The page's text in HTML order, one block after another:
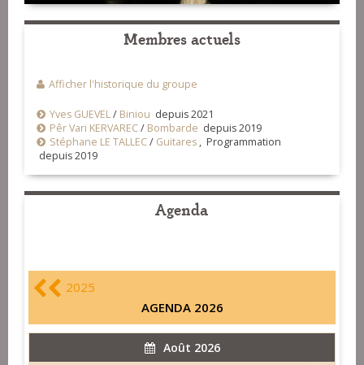
Membres actuels
Afficher l'historique du groupe
Yves GUEVEL/ Biniou depuis 2021
Pêr Vari KERVAREC/ Bombarde depuis 2019
Stéphane LE TALLEC/ Guitares , Programmation
depuis 2019
Agenda
2025
AGENDA 2026
Août 2026